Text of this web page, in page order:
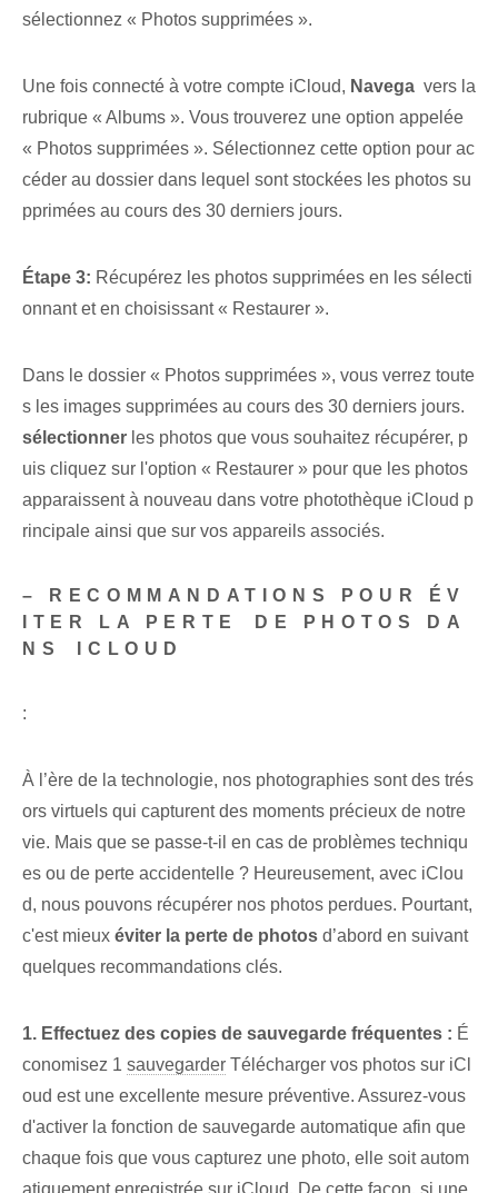
sélectionnez « Photos supprimées ».
Une fois connecté à votre compte iCloud, Navega ⁣ vers la
rubrique « Albums ». Vous trouverez une option appelée
« Photos supprimées ». Sélectionnez cette option pour ac
céder au dossier dans lequel sont stockées les photos su
pprimées au cours des 30 derniers jours.
Étape 3: Récupérez les photos supprimées en les sélecti
onnant et en choisissant « Restaurer ».
Dans le dossier « Photos supprimées », vous verrez toute
s les images supprimées au cours des 30 derniers jours.
sélectionner les photos que vous souhaitez récupérer, p
uis cliquez sur l'option « Restaurer » pour que les photos
apparaissent à nouveau dans votre photothèque iCloud p
rincipale ainsi que sur vos appareils associés.
– RECOMMANDATIONS POUR ÉV
ITER LA ‌PERTE⁢ DE PHOTOS DA
NS ⁢ICLOUD
:
À l’ère de la technologie, nos photographies sont des trés
ors virtuels qui capturent des moments précieux de notre
vie. Mais que se passe-t-il en cas de problèmes techniqu
es ou de perte accidentelle ? Heureusement, avec iClou
d, nous pouvons récupérer nos photos perdues. Pourtant,
c'est mieux éviter la perte de photos d’abord en suivant
quelques recommandations clés.
1. Effectuez des copies de sauvegarde fréquentes : É
conomisez 1⁢ sauvegarder Télécharger vos photos sur iCl
oud est une excellente mesure préventive. Assurez-vous
d'activer la fonction de sauvegarde automatique afin que
chaque fois que vous capturez une photo, elle soit autom